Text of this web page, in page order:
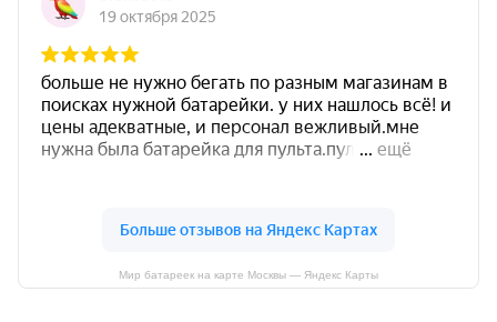
Мир батареек на карте Москвы — Яндекс Карты